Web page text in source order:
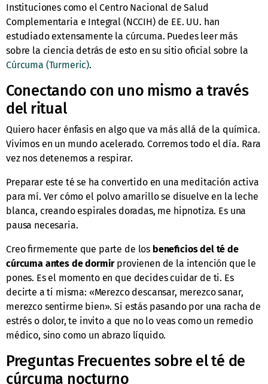
Instituciones como el Centro Nacional de Salud
Complementaria e Integral (NCCIH) de EE. UU. han
estudiado extensamente la cúrcuma. Puedes leer más
sobre la ciencia detrás de esto en su sitio oficial sobre la
Cúrcuma (Turmeric).
Conectando con uno mismo a través
del ritual
Quiero hacer énfasis en algo que va más allá de la química.
Vivimos en un mundo acelerado. Corremos todo el día. Rara
vez nos detenemos a respirar.
Preparar este té se ha convertido en una meditación activa
para mí. Ver cómo el polvo amarillo se disuelve en la leche
blanca, creando espirales doradas, me hipnotiza. Es una
pausa necesaria.
Creo firmemente que parte de los beneficios del té de
cúrcuma antes de dormirprovienen de la intención que le
pones. Es el momento en que decides cuidar de ti. Es
decirte a ti misma: «Merezco descansar, merezco sanar,
merezco sentirme bien». Si estás pasando por una racha de
estrés o dolor, te invito a que no lo veas como un remedio
médico, sino como un abrazo líquido.
Preguntas Frecuentes sobre el té de
cúrcuma nocturno